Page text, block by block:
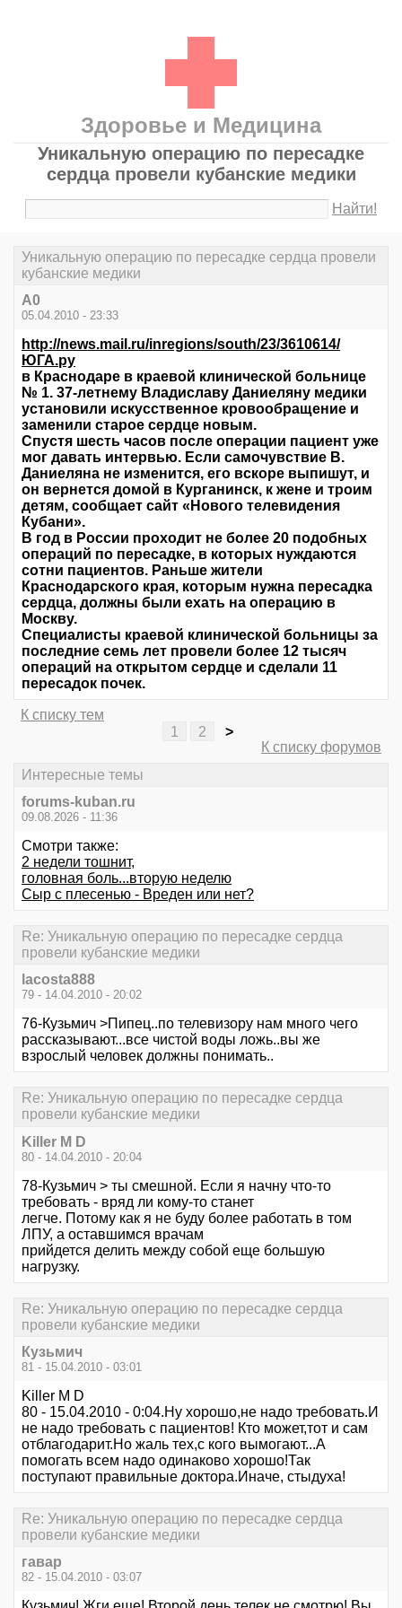
Здоровье и Медицина
Уникальную операцию по пересадке
сердца провели кубанские медики
Найти!
Уникальную операцию по пересадке сердца провели
кубанские медики
А0
05.04.2010 - 23:33
http://news.mail.ru/inregions/south/23/3610614/
ЮГА.ру
в Краснодаре в краевой клинической больнице
№ 1. 37-летнему Владиславу Даниеляну медики
установили искусственное кровообращение и
заменили старое сердце новым.
Спустя шесть часов после операции пациент уже
мог давать интервью. Если самочувствие В.
Даниеляна не изменится, его вскоре выпишут, и
он вернется домой в Курганинск, к жене и троим
детям, сообщает сайт «Нового телевидения
Кубани».
В год в России проходит не более 20 подобных
операций по пересадке, в которых нуждаются
сотни пациентов. Раньше жители
Краснодарского края, которым нужна пересадка
сердца, должны были ехать на операцию в
Москву.
Специалисты краевой клинической больницы за
последние семь лет провели более 12 тысяч
операций на открытом сердце и сделали 11
пересадок почек.
К списку тем
1
2
>
К списку форумов
Интересные темы
forums-kuban.ru
09.08.2026 - 11:36
Смотри также:
2 недели тошнит,
головная боль...вторую неделю
Сыр с плесенью - Вреден или нет?
Re: Уникальную операцию по пересадке сердца
провели кубанские медики
lacosta888
79 - 14.04.2010 - 20:02
76-Кузьмич >Пипец..по телевизору нам много чего
рассказывают...все чистой воды ложь..вы же
взрослый человек должны понимать..
Re: Уникальную операцию по пересадке сердца
провели кубанские медики
Killer M D
80 - 14.04.2010 - 20:04
78-Кузьмич > ты смешной. Если я начну что-то
требовать - вряд ли кому-то станет
легче. Потому как я не буду более работать в том
ЛПУ, а оставшимся врачам
прийдется делить между собой еще большую
нагрузку.
Re: Уникальную операцию по пересадке сердца
провели кубанские медики
Кузьмич
81 - 15.04.2010 - 03:01
Killer M D
80 - 15.04.2010 - 0:04.Ну хорошо,не надо требовать.И
не надо требовать с пациентов! Кто может,тот и сам
отблагодарит.Но жаль тех,с кого вымогают...А
помогать всем надо одинаково хорошо!Так
поступают правильные доктора.Иначе, стыдуха!
Re: Уникальную операцию по пересадке сердца
провели кубанские медики
гавар
82 - 15.04.2010 - 03:07